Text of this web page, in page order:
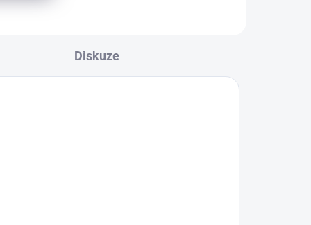
Diskuze